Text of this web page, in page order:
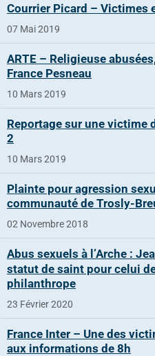
Courrier Picard – Victimes
07 Mai 2019
ARTE – Religieuse
France Pesneau
10 Mars 2019
Reportage sur une victime
2
10 Mars 2019
Plainte pour agression
communauté de Trosly-
02 Novembre 2018
Abus sexuels à l’Arche :
statut de saint pour celui
philanthrope
23 Février 2020
France Inter – Une des
aux informations de 8h